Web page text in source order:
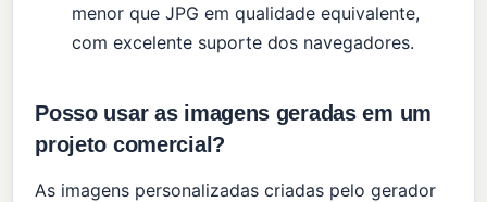
menor que JPG em qualidade equivalente,
com excelente suporte dos navegadores.
Posso usar as imagens geradas em um
projeto comercial?
As imagens personalizadas criadas pelo gerador